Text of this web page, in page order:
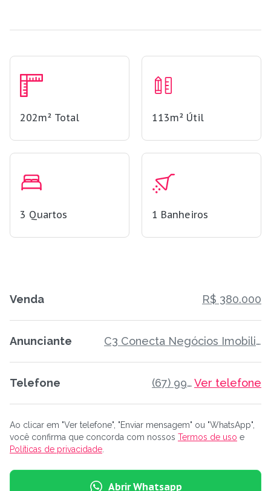
202m² Total 113m² Útil
3 Quartos 1 Banheiros
Venda R$ 380.000
Anunciante C3 Conecta Negócios Imobiliários
Telefone (67) 99659-7444Ver telefone
Ao clicar em "Ver telefone", "Enviar mensagem" ou "WhatsApp",
você confirma que concorda com nossos Termos de uso e
Políticas de privacidade
Abrir Whatsapp